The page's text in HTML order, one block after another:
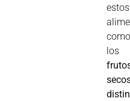
estos
como
los